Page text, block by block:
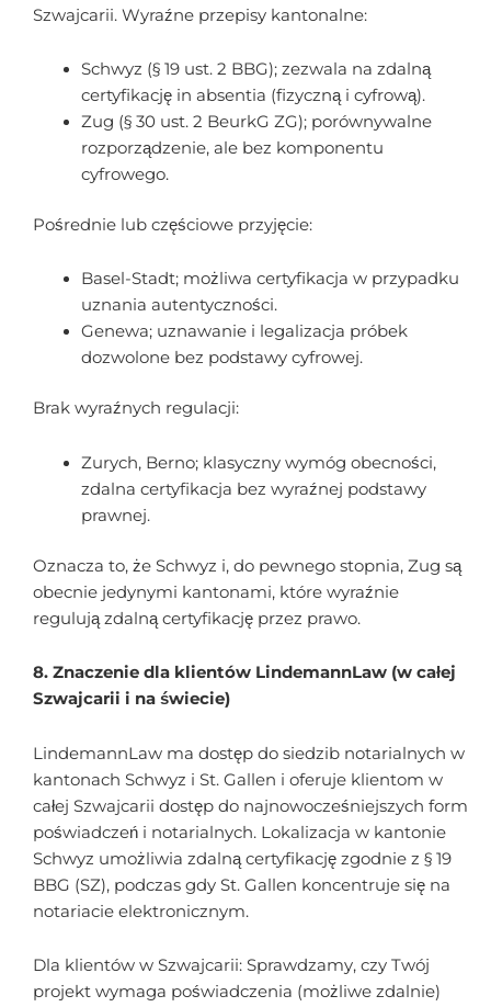
Szwajcarii. Wyraźne przepisy kantonalne:
Schwyz (§ 19 ust. 2 BBG); zezwala na zdalną
certyfikację in absentia (fizyczną i cyfrową).
Zug (§ 30 ust. 2 BeurkG ZG); porównywalne
rozporządzenie, ale bez komponentu
cyfrowego.
Pośrednie lub częściowe przyjęcie:
Basel-Stadt; możliwa certyfikacja w przypadku
uznania autentyczności.
Genewa; uznawanie i legalizacja próbek
dozwolone bez podstawy cyfrowej.
Brak wyraźnych regulacji:
Zurych, Berno; klasyczny wymóg obecności,
zdalna certyfikacja bez wyraźnej podstawy
prawnej.
Oznacza to, że Schwyz i, do pewnego stopnia, Zug są
obecnie jedynymi kantonami, które wyraźnie
regulują zdalną certyfikację przez prawo.
8. Znaczenie dla klientów LindemannLaw (w całej
Szwajcarii i na świecie)
LindemannLaw ma dostęp do siedzib notarialnych w
kantonach Schwyz i St. Gallen i oferuje klientom w
całej Szwajcarii dostęp do najnowocześniejszych form
poświadczeń i notarialnych. Lokalizacja w kantonie
Schwyz umożliwia zdalną certyfikację zgodnie z § 19
BBG (SZ), podczas gdy St. Gallen koncentruje się na
notariacie elektronicznym.
Dla klientów w Szwajcarii: Sprawdzamy, czy Twój
projekt wymaga poświadczenia (możliwe zdalnie)